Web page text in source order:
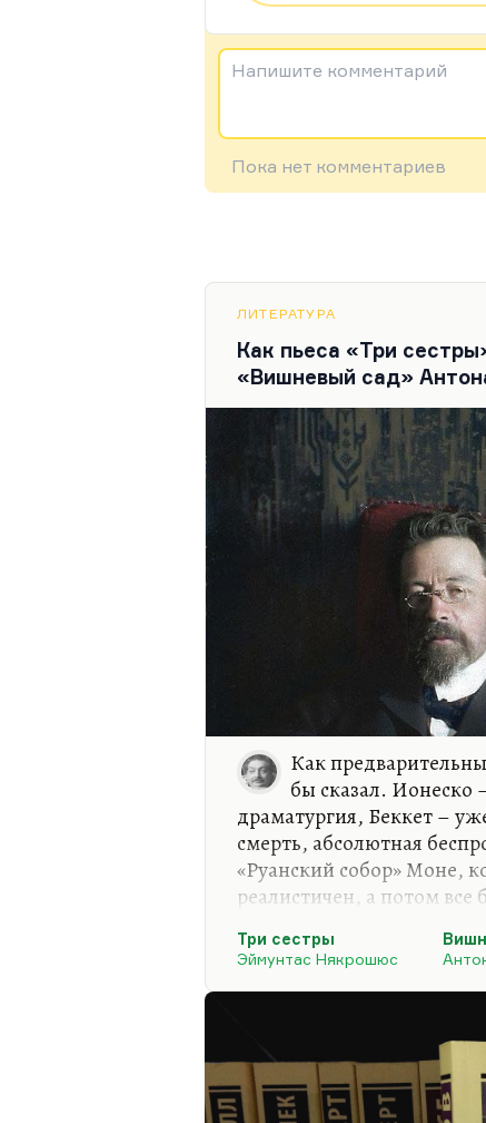
Напишите комментарий
Пока нет комментариев
ЛИТЕРАТУРА
Как пьеса «Три
«Вишневый сад»
Как
бы сказал. Ионеско
драматургия, Беккет –
смерть, абсолютная
«Руанский собор» Моне,
реалистичен, а потом все
уже символистская пьеса
условностей,
синтез. Понимаете, это
котором играют
Три сестры
Эймунтас Някрошюс